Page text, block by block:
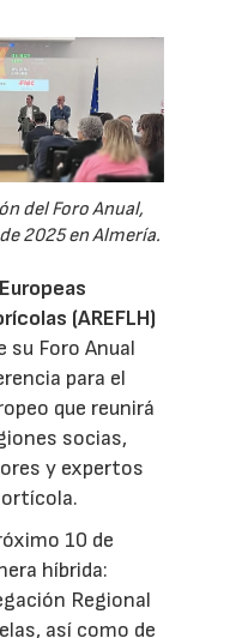
del Foro Anual,
2025 en Almería.
(AREFLH)
su Foro Anual
para el
que reunirá
socias,
y expertos
10 de
híbrida:
Regional
así como de